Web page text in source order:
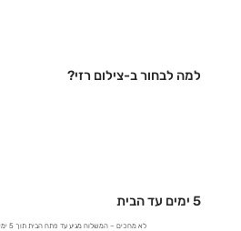
למה לבחור ב-צילום רזי?
5 ימים עד הבית
לא מחכים – המשלוח מגיע עד פתח הבית תוך 5 ימים בלבד!